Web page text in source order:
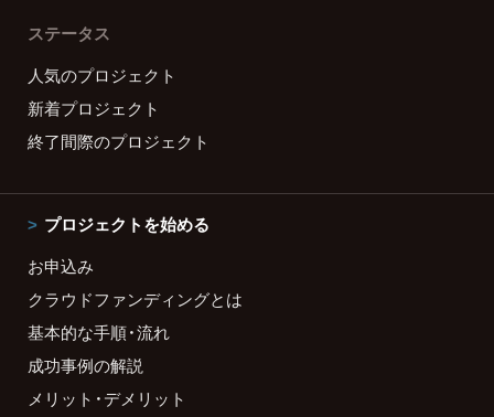
ステータス
人気のプロジェクト
新着プロジェクト
終了間際のプロジェクト
プロジェクトを始める
お申込み
クラウドファンディングとは
基本的な手順・流れ
成功事例の解説
メリット・デメリット